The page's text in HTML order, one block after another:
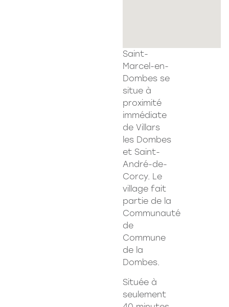
Saint-
Marcel-en-
Dombes se
situe à
proximité
immédiate
de Villars
les Dombes
et Saint-
André-de-
Corcy. Le
village fait
partie de la
Communauté
de
Commune
de la
Dombes.
Située à
seulement